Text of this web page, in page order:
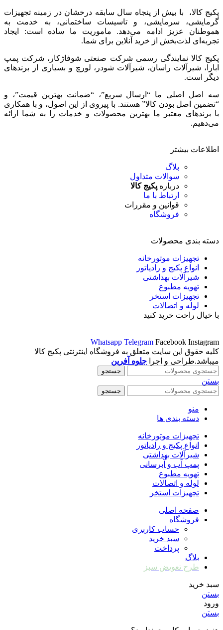
پکیج کالا، با بیش از پنجاه سال سابقه درخشان در زمینه تجهیزات
گرمایشی، سرمایشی، و تاسیسات ساختمانی، به خدمت به
هموطنان عزیز ادامه می‌دهد. ماموریت ما ساده است: ایجاد
تجربه‌ای لذت‌بخش از خرید آنلاین برای شما.
پکیج کالا نمایندگی رسمی شرکت صنعتی شوفاژکار، شرکت پمپ
ابارا، شیرآلات راسان، شیرآلات شودر، لورچ و بسیاری از برندهای
دیگر است.
سه اصل اصلی ما “ارسال سریع”، “ضمانت بهترین قیمت”، و
“تضمین اصل بودن کالا” هستند. با پیروی از این اصول، و با همکاری
با برندهای معتبر ما بهترین محصولات و خدمات را به شما ارائه
می‌دهیم.
اطلاعات بیشتر
بلاگ
سوالات متداول
درباره پکیج کالا
ارتباط با ما
قوانین و مقررات
فروشگاه
دسته بندی محصولات
تجهیزات موتورخانه
انواع پکیج و رادیاتور
شیرآلات بهداشتی
تهویه مطبوع
تجهیزات استخر
لوله و اتصالات
با خیال راحت خرید کنید
Whatsapp Telegram Facebook Instagram
کلیه حقوق این سایت متعلق به فروشگاه اینترنتی پکیج کالا
میباشد.طراحی و اجرا جلوه آفرین
جستجو
بستن
جستجو
منو
دسته بندی ها
تجهیزات موتورخانه
انواع پکیج و رادیاتور
شیرآلات بهداشتی
پمپ آب و آبرسانی
تهویه مطبوع
لوله و اتصالات
تجهیزات استخر
صفحه اصلی
فروشگاه
حساب کاربری
سبد خرید
پرداخت
بلاگ
طرح تعویض سبز
سبد خرید
بستن
ورود
بستن